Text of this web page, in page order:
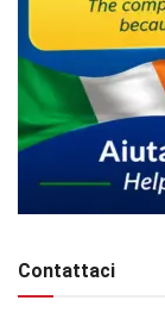
Contattaci